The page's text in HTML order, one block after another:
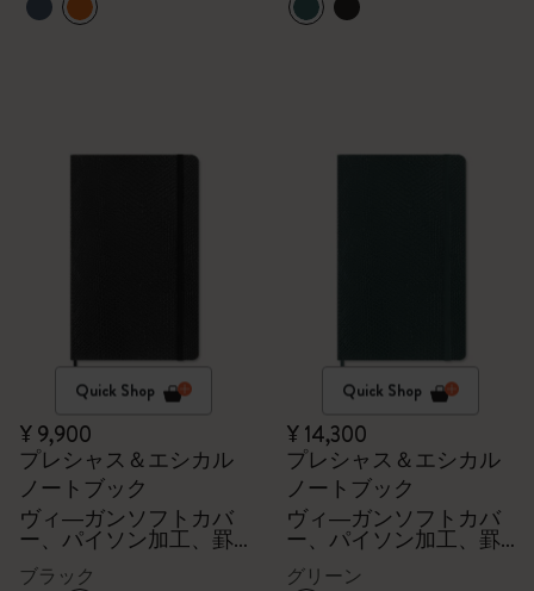
Quick Shop
¥ 9,900
プレシャス＆エシカル
ノートブック
ヴィ―ガンソフトカバ
ー、パイソン加工、罫
線
ブラック
Quick Shop
¥ 14,300
プレシャス＆エシカル
ノートブック
ヴィ―ガンソフトカバ
ー、パイソン加工、罫
線
グリーン